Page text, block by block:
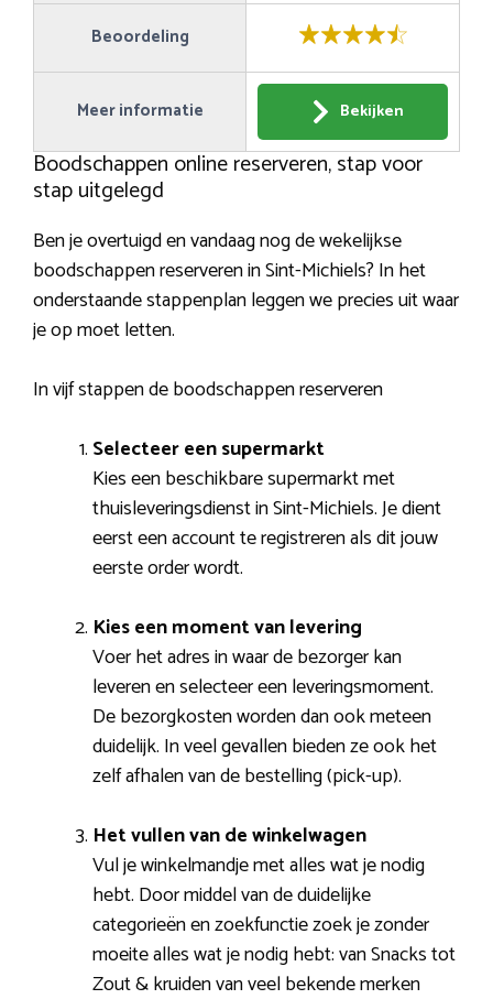
Beoordeling
Meer informatie Bekijken
Boodschappen online reserveren, stap voor
stap uitgelegd
Ben je overtuigd en vandaag nog de wekelijkse
boodschappen reserveren in Sint-Michiels? In het
onderstaande stappenplan leggen we precies uit waar
je op moet letten.
In vijf stappen de boodschappen reserveren
Selecteer een supermarkt
Kies een beschikbare supermarkt met
thuisleveringsdienst in Sint-Michiels. Je dient
eerst een account te registreren als dit jouw
eerste order wordt.
Kies een moment van levering
Voer het adres in waar de bezorger kan
leveren en selecteer een leveringsmoment.
De bezorgkosten worden dan ook meteen
duidelijk. In veel gevallen bieden ze ook het
zelf afhalen van de bestelling (pick-up).
Het vullen van de winkelwagen
Vul je winkelmandje met alles wat je nodig
hebt. Door middel van de duidelijke
categorieën en zoekfunctie zoek je zonder
moeite alles wat je nodig hebt: van Snacks tot
Zout & kruiden van veel bekende merken